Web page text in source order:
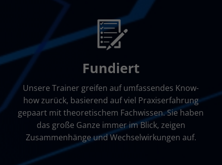
Fundiert
Unsere Trainer greifen auf umfassendes Know-
how zurück, basierend auf viel Praxiserfahrung
gepaart mit theoretischem Fachwissen. Sie haben
das große Ganze immer im Blick, zeigen
Zusammenhänge und Wechselwirkungen auf.